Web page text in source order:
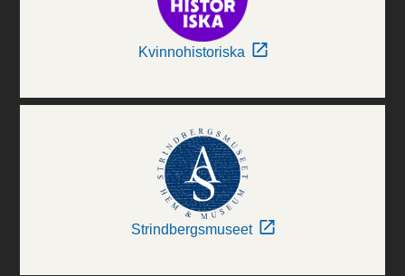
Kvinnohistoriska
Strindbergsmuseet